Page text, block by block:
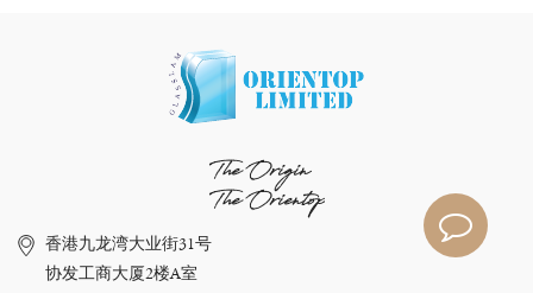
The Origin
The Orientop
香港九龙湾大业街31号
协发工商大厦2楼A室